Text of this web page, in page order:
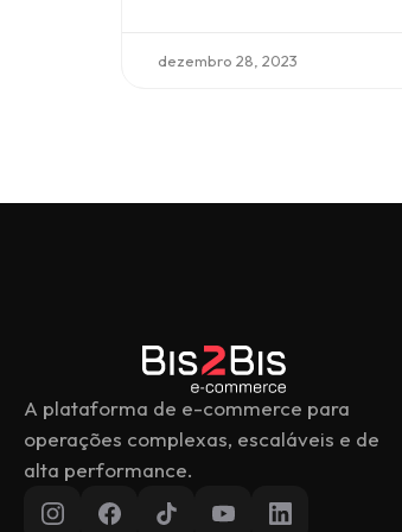
dezembro 28, 2023
A plataforma de e-commerce para
operações complexas, escaláveis e de
alta performance.